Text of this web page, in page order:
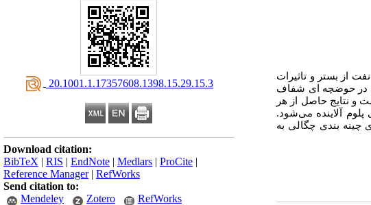
‎ 20.1001.1.17357608.1398.15.29.15.3
Download citation:
BibTeX | RIS | EndNote | Medlars | ProCite |
Reference Manager| RefWorks
Send citation to:
Mendeley
Zotero RefWorks
از بستر و تاثیرات
در حوضچه ای شفاف
و نتایج حاصل از هر
آلاینده می‌شود.
بندی چگالی به